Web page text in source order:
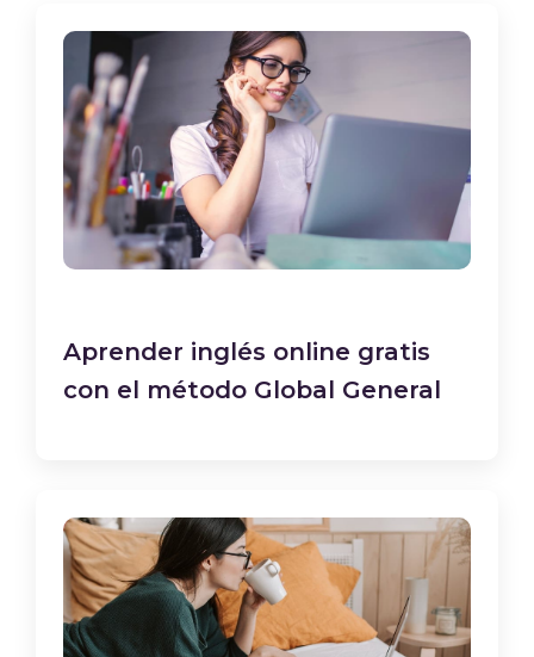
Aprender inglés online gratis
con el método Global General